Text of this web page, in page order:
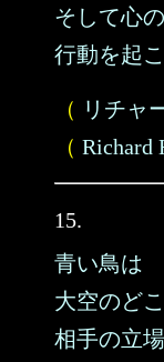
そして心
行動を起
（ リチャ
（ Richard
15.
青い鳥は
大空のど
相手の立